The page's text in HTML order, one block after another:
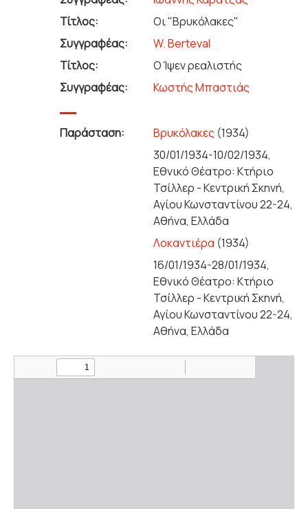
Τίτλος:
Οι "Βρυκόλακες"
Συγγραφέας:
W. Berteval
Τίτλος:
Ο Ίψεν ρεαλιστής
Συγγραφέας:
Κωστής Μπαστιάς
Παράσταση: Βρυκόλακες (1934)
30/01/1934-10/02/1934,
Εθνικό Θέατρο: Κτήριο
Τσίλλερ - Κεντρική Σκηνή,
Αγίου Κωνσταντίνου 22-24,
Αθήνα, Ελλάδα
Λοκαντιέρα (1934)
16/01/1934-28/01/1934,
Εθνικό Θέατρο: Κτήριο
Τσίλλερ - Κεντρική Σκηνή,
Αγίου Κωνσταντίνου 22-24,
Αθήνα, Ελλάδα